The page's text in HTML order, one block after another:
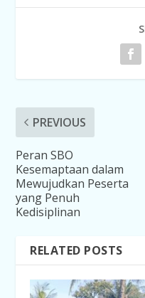
PREVIOUS
Peran SBO
Kesemaptaan dalam
Mewujudkan Peserta
yang Penuh
Kedisiplinan
RELATED POSTS